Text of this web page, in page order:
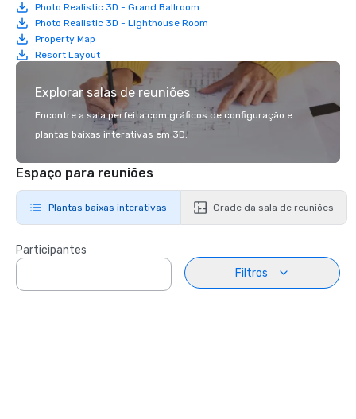
Photo Realistic 3D - Grand Ballroom
Photo Realistic 3D - Lighthouse Room
Property Map
Resort Layout
Explorar salas de reuniões
Encontre a sala perfeita com gráficos de configuração e
plantas baixas interativas em 3D.
Espaço para reuniões
Plantas baixas interativas Grade da sala de reuniões
Participantes
Filtros